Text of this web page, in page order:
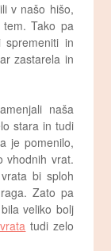
v našo hišo,
Tako pa
in
zastarela in
naša
stara in tudi
je pomenilo,
vhodnih vrat.
bi sploh
Zato pa
veliko bolj
tudi zelo